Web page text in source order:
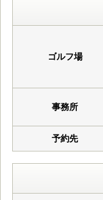
ゴルフ場
事務所
予約先